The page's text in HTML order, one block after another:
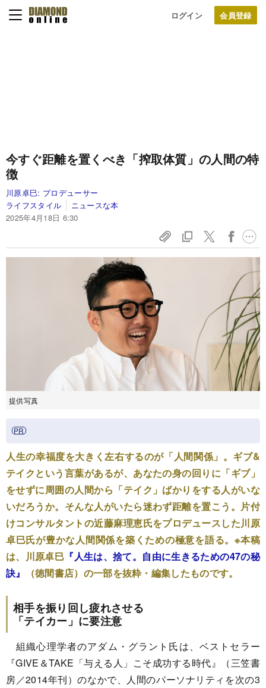
ログイン
今すぐ距離を置くべき「搾取体質」の人間の特
徴
川原卓巳: プロデューサー
ライフスタイル
ニュースな本
2025年4月18日 6:30
提供写真
人生の幸福度を大きく左右するのが「人間関係」。ギブ&
テイクという言葉があるが、あなたの身の回りに「ギブ」
をせずに周囲の人間から「テイク」ばかりをする人がいな
いだろうか。そんな人がいたら迷わず距離を置こう。片付
けコンサルタントの近藤麻理恵氏をプロデュースした川原
卓巳氏が豊かな人間関係を築くための極意を語る。※本稿
は、川原卓巳 『人生は、捨て。自由に生きるための47の秘
訣』
（徳間書店）の一部を抜粋・編集したものです。
相手を振り回し疲れさせる
「テイカー」に要注意
組織心理学者のアダム・グラント氏は、ベストセラー
『GIVE＆TAKE「与える人」こそ成功する時代』（三笠書
房／2014年刊）のなかで、人間のパーソナリティを次の3